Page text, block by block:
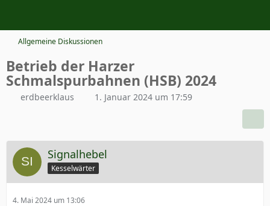
Allgemeine Diskussionen
Betrieb der Harzer
Schmalspurbahnen (HSB) 2024
erdbeerklaus 1. Januar 2024 um 17:59
Signalhebel
Kesselwärter
4. Mai 2024 um 13:06